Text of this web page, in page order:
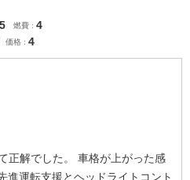
5 燃費 4
価格 4
正解でした。 車格が上がった感
進運転支援とヘッドライトコント